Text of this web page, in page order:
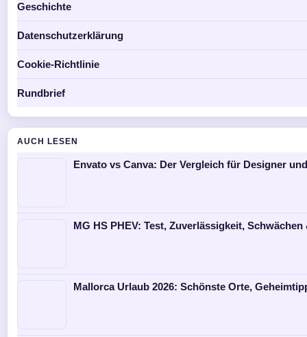
Geschichte
Datenschutzerklärung
Cookie-Richtlinie
Rundbrief
AUCH LESEN
Envato vs Canva: Der Vergleich für Designer
MG HS PHEV: Test, Zuverlässigkeit, Schwächen
Mallorca Urlaub 2026: Schönste Orte,